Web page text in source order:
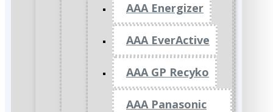
AAA Energizer
AAA EverActive
AAA GP Recyko
AAA Panasonic